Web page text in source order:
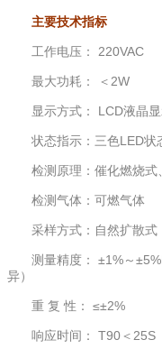
主要技术指标
工作电压： 220VAC
最大功耗： ＜2W
显示方式： LCD液晶
状态指示：三色LED状
检测原理：催化燃烧式
检测气体：可燃气体
采样方式：自然扩散式
测量精度： ±1%～
异）
重 复 性： ≤±2%
响应时间： T90＜25S